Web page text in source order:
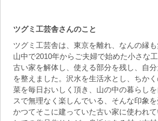
ツグミ工芸舎さんのこと
ツグミ工芸舎は、東京を離れ、なんの縁
山中で2010年からご夫婦で始めた小さな工
古い家を解体し、使える部分を残し、自
を整えました。沢水を生活水とし、ちか
菜を毎日おいしく頂き、山の中の暮らし
スで無理なく楽しんでいる、そんな印象を
かつてそこに建っていた古い家に使われ